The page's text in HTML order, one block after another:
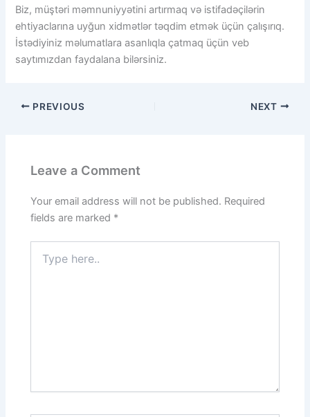
Biz, müştəri məmnuniyyətini artırmaq və istifadəçilərin
ehtiyaclarına uyğun xidmətlər təqdim etmək üçün çalışırıq.
İstədiyiniz məlumatlara asanlıqla çatmaq üçün veb
saytımızdan faydalana bilərsiniz.
PREVIOUS NEXT
Leave a Comment
Your email address will not be published. Required
fields are marked *
here..